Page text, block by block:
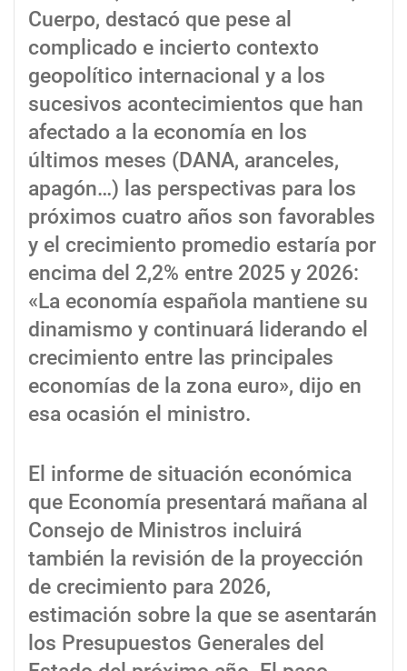
Cuerpo, destacó que pese al
complicado e incierto contexto
geopolítico internacional y a los
sucesivos acontecimientos que han
afectado a la economía en los
últimos meses (DANA, aranceles,
apagón…) las perspectivas para los
próximos cuatro años son favorables
y el crecimiento promedio estaría por
encima del 2,2% entre 2025 y 2026:
«La economía española mantiene su
dinamismo y continuará liderando el
crecimiento entre las principales
economías de la zona euro», dijo en
esa ocasión el ministro.
El informe de situación económica
que Economía presentará mañana al
Consejo de Ministros incluirá
también la revisión de la proyección
de crecimiento para 2026,
estimación sobre la que se asentarán
los Presupuestos Generales del